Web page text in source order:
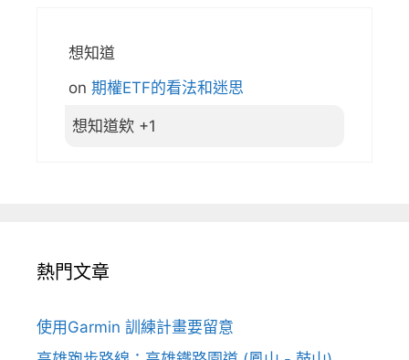
想知道
on 期權ETF的看法和迷思
想知道欸 +1
熱門文章
使用Garmin 訓練計畫要留意